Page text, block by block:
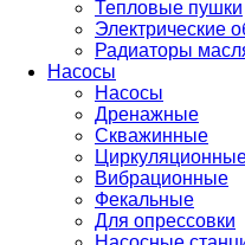
Тепловые пушки
Электрические
Радиаторы
Насосы
Насосы
Дренажные
Скважинные
Вибрационные
Фекальные
Для опрессовки